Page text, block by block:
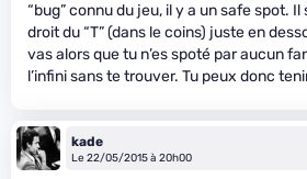
“bug” connu du jeu, il y a un safe spot.
droit du “T” (dans le coins) juste en
vas alors que tu n’es spoté par aucun
l’infini sans te trouver. Tu peux donc
kade
Le 22/05/2015 à 20h00